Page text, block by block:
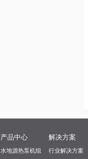
产品中心
水地源热泵机组
解决方案
行业解决方案